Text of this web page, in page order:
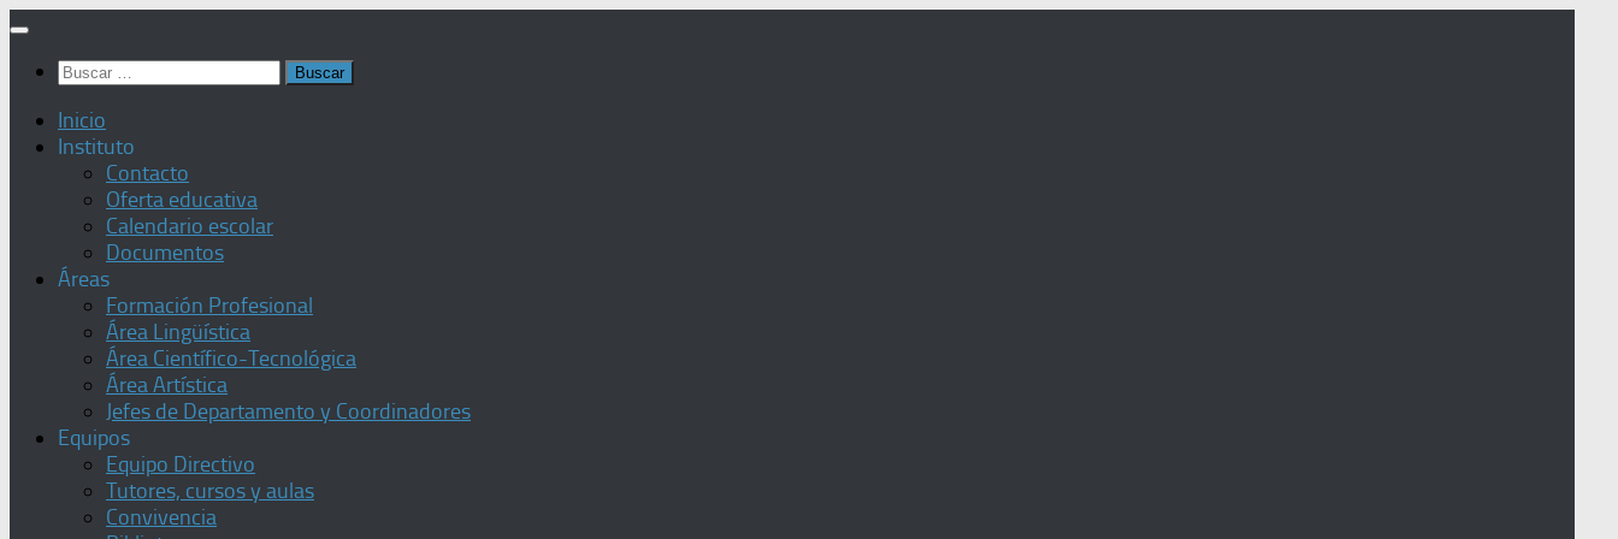
Saltar
contenido
Buscar:
Inicio
Instituto
Contacto
Oferta educativa
Calendario escolar
Documentos
Áreas
Formación Profesional
Área Lingüística
Área Científico-Tecnológica
Área Artística
Jefes de Departamento y Coordinadores
Equipos
Equipo Directivo
Tutores, cursos y aulas
Convivencia